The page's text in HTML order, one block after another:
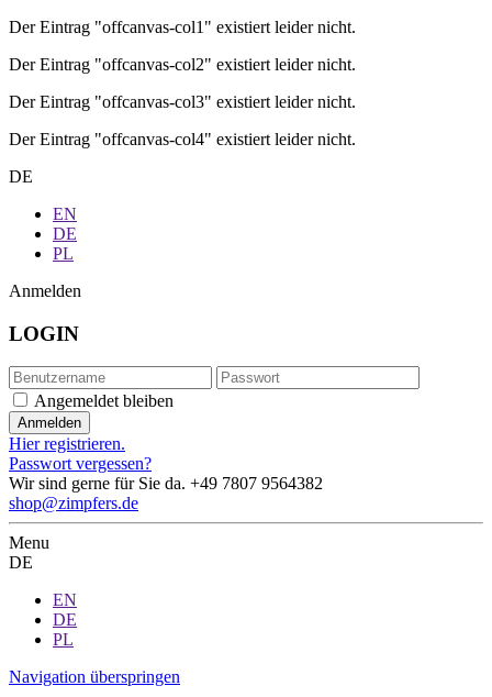
Der Eintrag "offcanvas-col1" existiert leider nicht.
Der Eintrag "offcanvas-col2" existiert leider nicht.
Der Eintrag "offcanvas-col3" existiert leider nicht.
Der Eintrag "offcanvas-col4" existiert leider nicht.
DE
EN
DE
PL
Anmelden
LOGIN
Angemeldet bleiben
Hier registrieren.
Passwort vergessen?
Wir sind gerne für Sie da. +49 7807 9564382
shop@zimpfers.de
Menu
DE
EN
DE
PL
Navigation überspringen